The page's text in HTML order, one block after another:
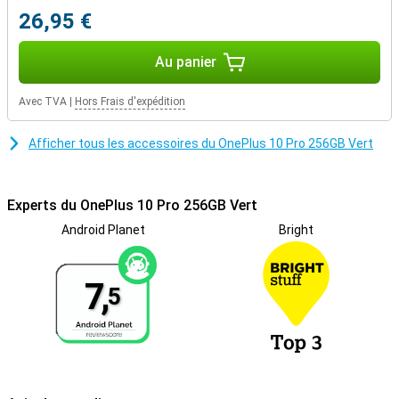
simplement poser votre doigt sur l'écran et déverrouiller votre
téléphone. Le verre Gorilla Glass garantit également que l'arrière de
votre OnePlus 10 Pro 256GB Green reste bien protégé des rayures.
Le partage des médias ne peut pas être plus facile qu'avec le NFC,
heureusement, cette fonction est également incluse dans le
OnePlus 10 Pro 256GB Green. Pour un internet rapide, vous utilisez
la 5G. Par conséquent, il est très pratique que le OnePlus 10 Pro
Ce téléphone possède un total de trois objectifs de caméra. Si
situations, cet appareil à 48 caméras prend de belles photos que
vous pouvez envoyer à d'autres personnes et publier sur les
médias sociaux sans aucun problème. Il y a également un capteur
ultra grand-angle de 50 mégapixels de résolution et un téléobjectif
de 5 mégapixels. Ce téléphone possède une caméra en façade.
Vous pouvez utiliser cet objectif pour les appels vidéo ou pour
prendre des selfies, entre autres. Si vous passez beaucoup de
temps à l'étranger, un téléphone à double carte SIM est fait pour
vous. De cette façon, vous pouvez utiliser votre carte SIM
néerlandaise et votre carte SIM étrangère dans un seul téléphone.
26,95 €
Au panier
Avec TVA Hors Frais d'expédition
Afficher tous les accessoires du OnePlus 10 Pro 256GB Vert
Experts du OnePlus 10 Pro 256GB Vert
Android Planet
7,5
Bright